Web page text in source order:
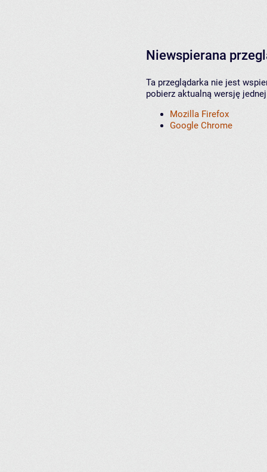
Niewspierana
Ta przeglądarka nie jest
pobierz aktualną wersję
Mozilla Firefox
Google Chrome